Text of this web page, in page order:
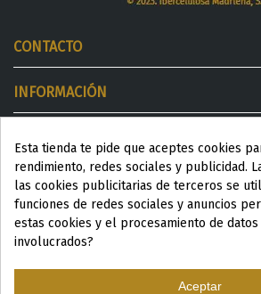
CONTACTO
INFORMACIÓN
DESTACADOS
ESP|ENG
Esta tienda te pide que aceptes cookies
rendimiento, redes sociales y publicidad.
las cookies publicitarias de terceros se
funciones de redes sociales y anuncios
estas cookies y el procesamiento de
involucrados?
Aceptar